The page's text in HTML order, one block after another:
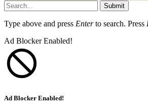
Submit
Type above and press Enterto search. Press
Ad Blocker Enabled!
Ad Blocker Enabled!